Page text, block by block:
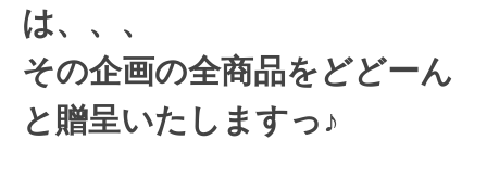
は、、、
その企画の全商品をどどーん
と贈呈いたしますっ♪